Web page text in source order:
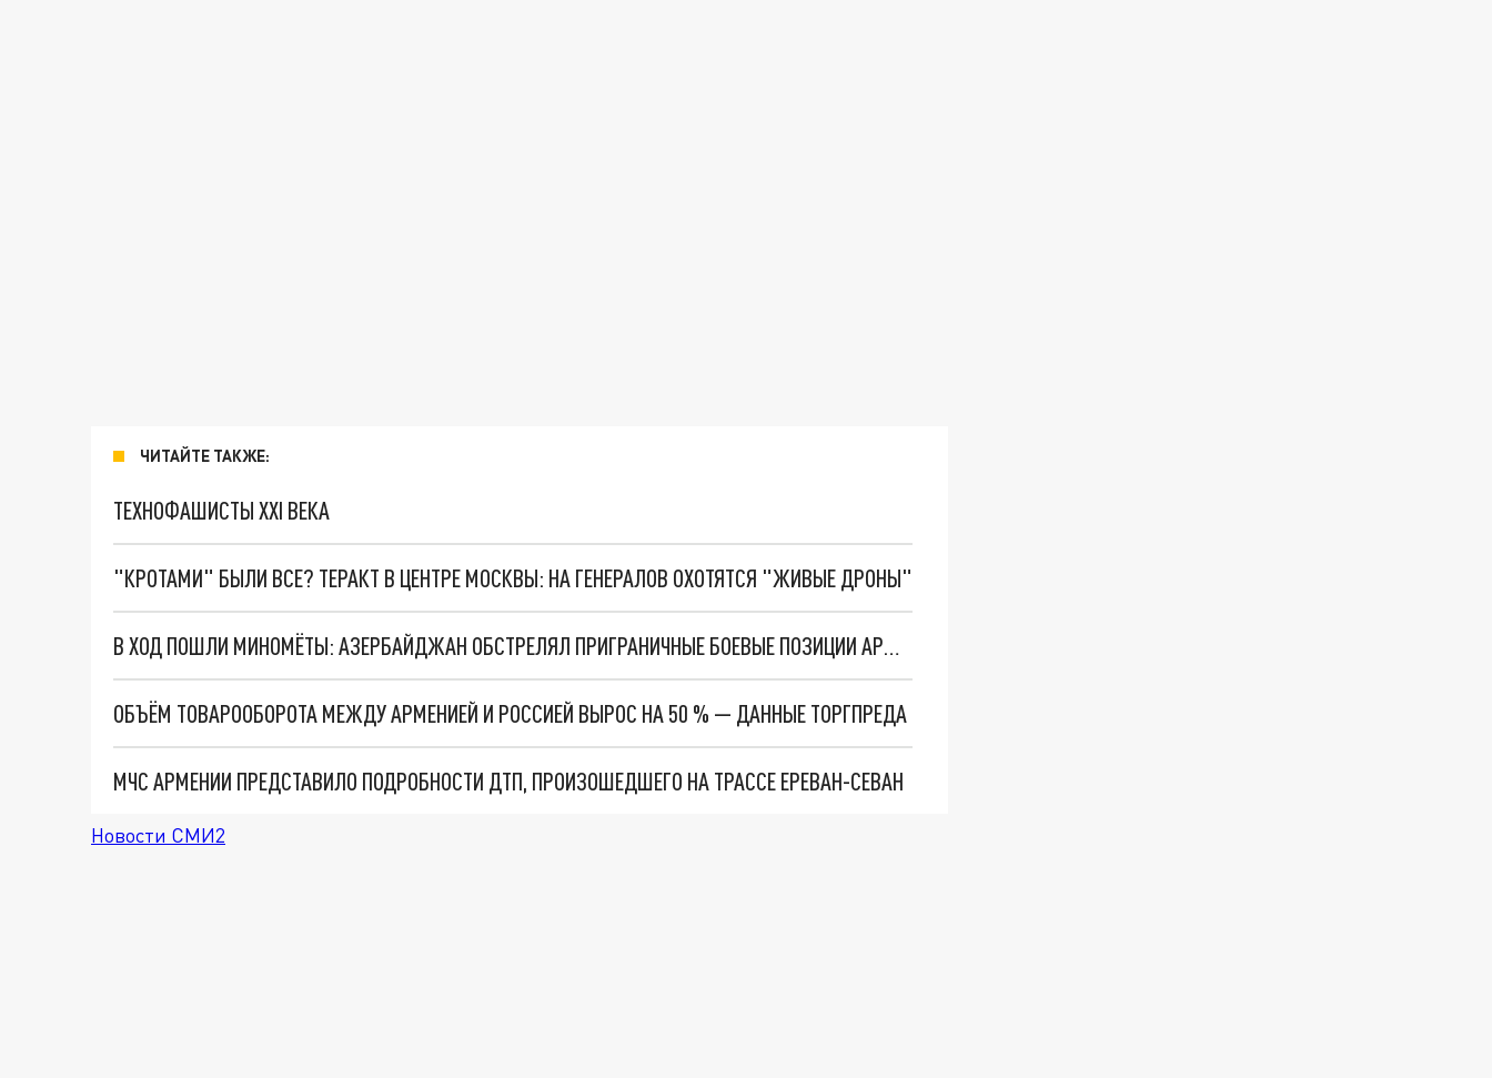
ЧИТАЙТЕ ТАКЖЕ:
ТЕХНОФАШИСТЫ XXI ВЕКА
"КРОТАМИ" БЫЛИ ВСЕ? ТЕРАКТ В ЦЕНТРЕ МОСКВЫ: НА ГЕНЕРАЛОВ ОХОТЯТСЯ "ЖИВЫЕ ДРОНЫ"
В ХОД ПОШЛИ МИНОМЁТЫ: АЗЕРБАЙДЖАН ОБСТРЕЛЯЛ ПРИГРАНИЧНЫЕ БОЕВЫЕ ПОЗИЦИИ АРМЕНИИ
ОБЪЁМ ТОВАРООБОРОТА МЕЖДУ АРМЕНИЕЙ И РОССИЕЙ ВЫРОС НА 50 % — ДАННЫЕ ТОРГПРЕДА
МЧС АРМЕНИИ ПРЕДСТАВИЛО ПОДРОБНОСТИ ДТП, ПРОИЗОШЕДШЕГО НА ТРАССЕ ЕРЕВАН-СЕВАН
Новости СМИ2